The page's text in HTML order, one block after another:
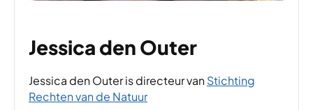
Jessica den Outer
Jessica den Outer is directeur vanStichting
Rechten van de Natuur